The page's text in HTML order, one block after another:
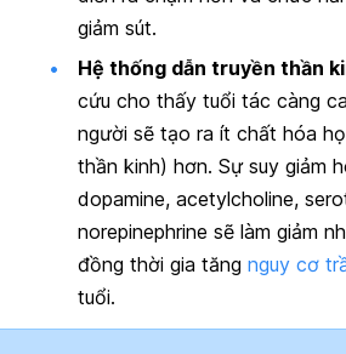
giảm sút.
Hệ thống dẫn truyền thần
cứu cho thấy tuổi tác càng
người sẽ tạo ra ít chất hóa
thần kinh) hơn. Sự suy giảm
dopamine, acetylcholine,
norepinephrine sẽ làm giảm
đồng thời gia tăng nguy cơ
tuổi.